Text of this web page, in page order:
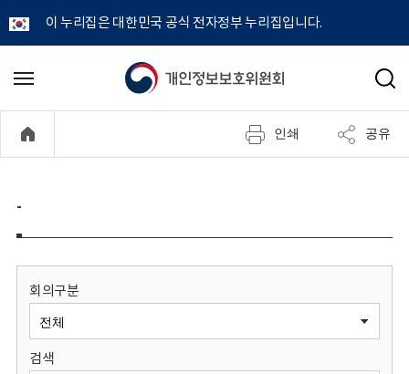
이 누리집은 대한민국 공식 전자정부 누리집입니다.
개
정
보
메
기
검
인쇄 공유
-
회의구분
검색